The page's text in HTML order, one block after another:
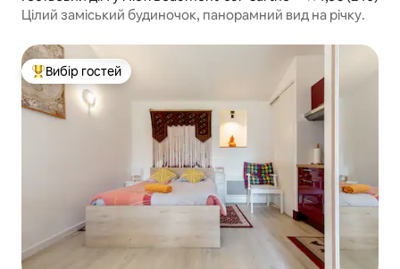
Цілий заміський будиночок, панорамний вид на річку.
Топ вибір гостей
Вибір гостей